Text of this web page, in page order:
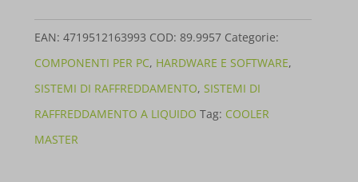
CORE
NEX
DIGITAL
240
MLX-
EAN:4719512163993 COD:89.9957 Categorie:
COMPONENTI PER PC, HARDWARE E SOFTWARE,
SISTEMI DI RAFFREDDAMENTO, SISTEMI DI
RAFFREDDAMENTO A LIQUIDO Tag: COOLER
MASTER